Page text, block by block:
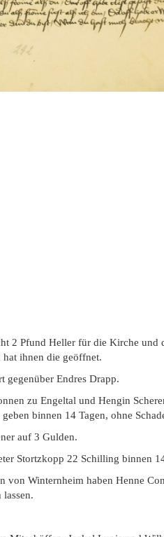
2 Pfund Heller für die Kirche und
ihnen die geöffnet.
gegenüber Endres Drapp.
zu Engeltal und Hengin
binnen 14 Tagen, ohne
auf 3 Gulden.
Stortzkopp 22 Schilling binnen
von Winternheim haben Henne
lassen.